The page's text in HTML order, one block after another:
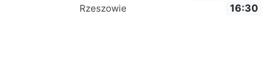
Rzeszowie
16:30